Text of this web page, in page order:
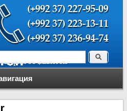
поиска Поиск